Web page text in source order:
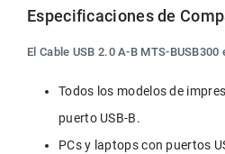
Especificaciones de
El Cable USB 2.0 A-B MTS-
Todos los modelos de
puerto USB-B.
PCs y laptops con puertos